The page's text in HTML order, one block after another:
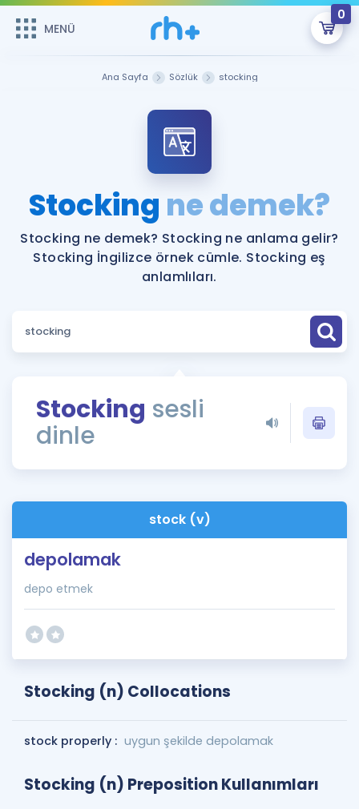
MENÜ
0
Şifremi Hatırlamıyorum
ÜYE DEĞİLİM
Sepetin Şu An Boş.
Remzi Hoca ile seni sınava hazırlayacak onlarca eğitim seni
bekliyor!
MENÜ
Katılımcı Görüşleri
Faydalı Araçlar
Sözlük
Rehberlik Aracı
ÖSYM Sınav Takvimi
İngilizce Gramer
Hakkımızda
Ana Sayfa Sözlük stocking
Stocking ne demek?
Stocking ne demek? Stocking ne anlama gelir?
Stocking İngilizce örnek cümle. Stocking eş
anlamlıları.
Stocking sesli
dinle
stock (v)
depolamak
depo etmek
Stocking (n) Collocations
stock properly : uygun şekilde depolamak
Stocking (n) Preposition Kullanımları